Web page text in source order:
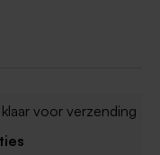
klaar voor verzending